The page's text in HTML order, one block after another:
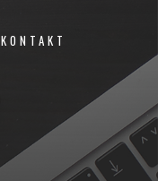
KONTAKT